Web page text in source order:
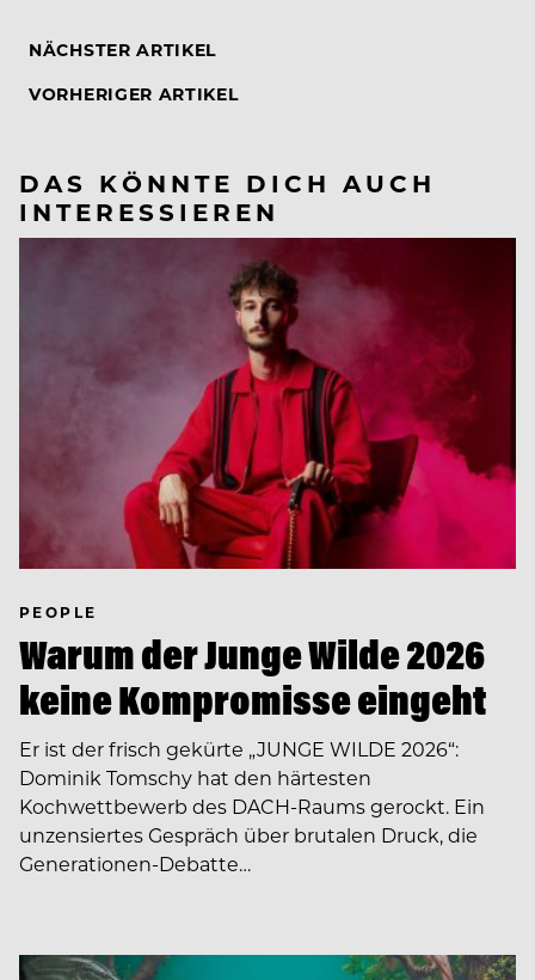
NÄCHSTER ARTIKEL
VORHERIGER ARTIKEL
DAS KÖNNTE DICH AUCH
INTERESSIEREN
PEOPLE
Warum der Junge Wilde 2026
keine Kompromisse eingeht
Er ist der frisch gekürte „JUNGE WILDE 2026“:
Dominik Tomschy hat den härtesten
Kochwettbewerb des DACH-Raums gerockt. Ein
unzensiertes Gespräch über brutalen Druck, die
Generationen-Debatte…